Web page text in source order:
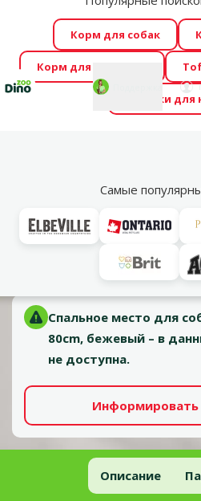
Весь месяц Dino Zoo
ТОП-овые корма! 🍖
→
Фотоконкурс “GADA ŪSAIŅI”!
станет звездой 2027 →
Корм для собак
Корм для грызунов
Домики для
Самые
Спальное место для собак -
Материал:
Спальное место для
80cm, бежевый – в
не доступна.
Информировать
Спальное место для собак - Dog
Описание
В начало страницы